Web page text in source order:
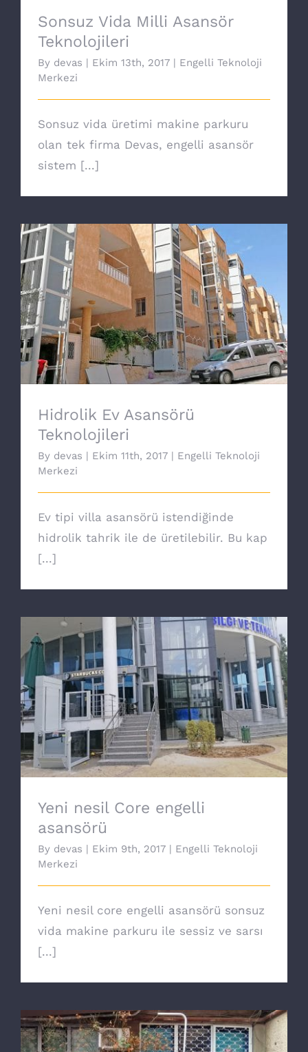
Sonsuz Vida Milli Asansör
Teknolojileri
By devas | Ekim 13th, 2017 | Engelli Teknoloji
Merkezi
Sonsuz vida üretimi makine parkuru
olan tek firma Devas, engelli asansör
sistem [...]
Hidrolik Ev Asansörü Teknolojileri
Hidrolik Ev Asansörü
Teknolojileri
By devas | Ekim 11th, 2017 | Engelli Teknoloji
Merkezi
Ev tipi villa asansörü istendiğinde
hidrolik tahrik ile de üretilebilir. Bu kap
[...]
Yeni nesil Core engelli asansörü
Yeni nesil Core engelli
asansörü
By devas | Ekim 9th, 2017 | Engelli Teknoloji
Merkezi
Yeni nesil core engelli asansörü sonsuz
vida makine parkuru ile sessiz ve sarsı
[...]